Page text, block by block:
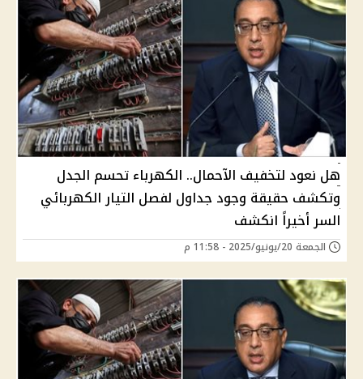
هل نعود لتخفيف الآحمال.. الكهرباء تحسم الجدل
وتكشف حقيقة وجود جداول لفصل التيار الكهربائي
السر أخيراً انكشف
الجمعة 20/يونيو/2025 - 11:58 م